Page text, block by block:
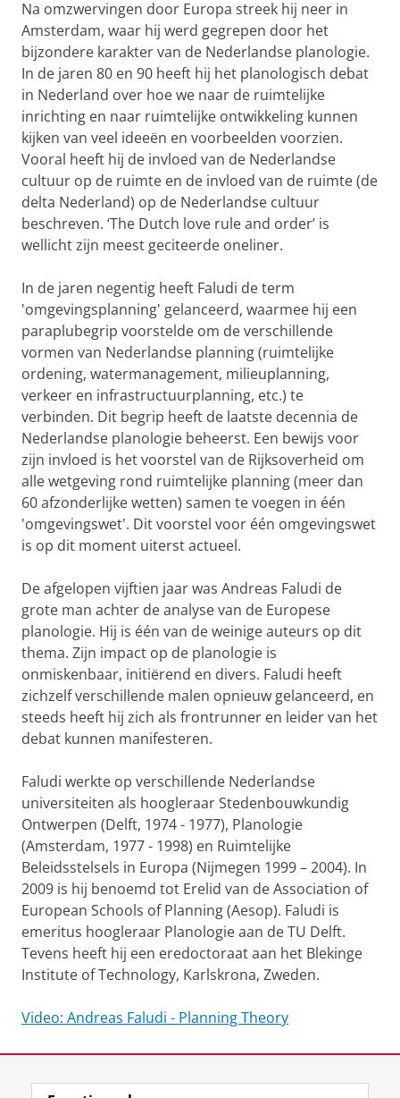
Na omzwervingen door Europa streek hij neer in
Amsterdam, waar hij werd gegrepen door het
bijzondere karakter van de Nederlandse planologie.
In de jaren 80 en 90 heeft hij het planologisch debat
in Nederland over hoe we naar de ruimtelijke
inrichting en naar ruimtelijke ontwikkeling kunnen
kijken van veel ideeën en voorbeelden voorzien.
Vooral heeft hij de invloed van de Nederlandse
cultuur op de ruimte en de invloed van de ruimte (de
delta Nederland) op de Nederlandse cultuur
beschreven. ‘The Dutch love rule and order’ is
wellicht zijn meest geciteerde oneliner.
In de jaren negentig heeft Faludi de term
'omgevingsplanning' gelanceerd, waarmee hij een
paraplubegrip voorstelde om de verschillende
vormen van Nederlandse planning (ruimtelijke
ordening, watermanagement, milieuplanning,
verkeer en infrastructuurplanning, etc.) te
verbinden. Dit begrip heeft de laatste decennia de
Nederlandse planologie beheerst. Een bewijs voor
zijn invloed is het voorstel van de Rijksoverheid om
alle wetgeving rond ruimtelijke planning (meer dan
60 afzonderlijke wetten) samen te voegen in één
'omgevingswet'. Dit voorstel voor één omgevingswet
is op dit moment uiterst actueel.
De afgelopen vijftien jaar was Andreas Faludi de
grote man achter de analyse van de Europese
planologie. Hij is één van de weinige auteurs op dit
thema. Zijn impact op de planologie is
onmiskenbaar, initiërend en divers. Faludi heeft
zichzelf verschillende malen opnieuw gelanceerd, en
steeds heeft hij zich als frontrunner en leider van het
debat kunnen manifesteren.
Faludi werkte op verschillende Nederlandse
universiteiten als hoogleraar Stedenbouwkundig
Ontwerpen (Delft, 1974 - 1977), Planologie
(Amsterdam, 1977 - 1998) en Ruimtelijke
Beleidsstelsels in Europa (Nijmegen 1999 – 2004). In
2009 is hij benoemd tot Erelid van de Association of
European Schools of Planning (Aesop). Faludi is
emeritus hoogleraar Planologie aan de TU Delft.
Tevens heeft hij een eredoctoraat aan het Blekinge
Institute of Technology, Karlskrona, Zweden.
Video: Andreas Faludi - Planning Theory